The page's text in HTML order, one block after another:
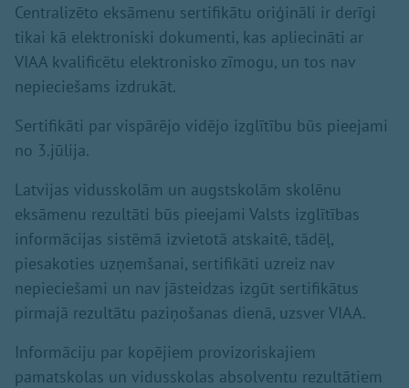
Centralizēto eksāmenu sertifikātu oriģināli ir derīgi
tikai kā elektroniski dokumenti, kas apliecināti ar
VIAA kvalificētu elektronisko zīmogu, un tos nav
nepieciešams izdrukāt.
Sertifikāti par vispārējo vidējo izglītību būs pieejami
no 3.jūlija.
Latvijas vidusskolām un augstskolām skolēnu
eksāmenu rezultāti būs pieejami Valsts izglītības
informācijas sistēmā izvietotā atskaitē, tādēļ,
piesakoties uzņemšanai, sertifikāti uzreiz nav
nepieciešami un nav jāsteidzas izgūt sertifikātus
pirmajā rezultātu paziņošanas dienā, uzsver VIAA.
Informāciju par kopējiem provizoriskajiem
pamatskolas un vidusskolas absolventu rezultātiem